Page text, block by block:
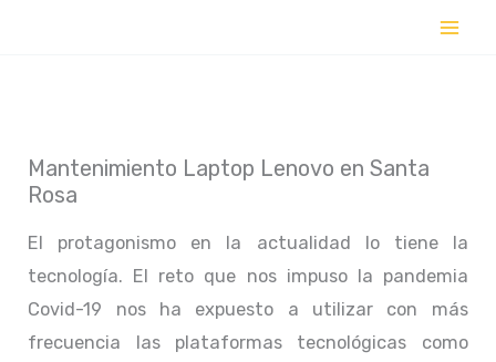
Mantenimiento Laptop Lenovo en Santa
Rosa
El protagonismo en la actualidad lo tiene la
tecnología. El reto que nos impuso la pandemia
Covid-19 nos ha expuesto a utilizar con más
frecuencia las plataformas tecnológicas como